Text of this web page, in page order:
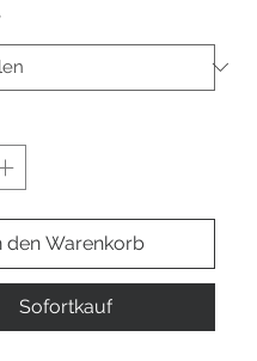
den Warenkorb
Sofortkauf